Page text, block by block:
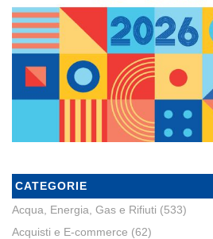
CATEGORIE
Acqua, Energia, Gas e Rifiuti (533)
Acquisti e E-commerce (62)